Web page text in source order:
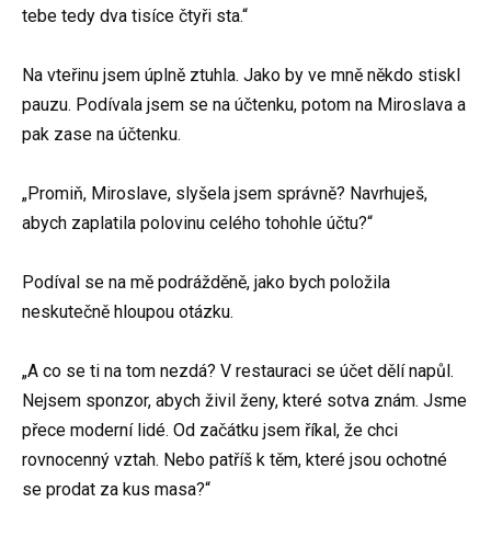
tebe tedy dva tisíce čtyři sta.“
Na vteřinu jsem úplně ztuhla. Jako by ve mně někdo stiskl
pauzu. Podívala jsem se na účtenku, potom na Miroslava a
pak zase na účtenku.
„Promiň, Miroslave, slyšela jsem správně? Navrhuješ,
abych zaplatila polovinu celého tohohle účtu?“
Podíval se na mě podrážděně, jako bych položila
neskutečně hloupou otázku.
„A co se ti na tom nezdá? V restauraci se účet dělí napůl.
Nejsem sponzor, abych živil ženy, které sotva znám. Jsme
přece moderní lidé. Od začátku jsem říkal, že chci
rovnocenný vztah. Nebo patříš k těm, které jsou ochotné
se prodat za kus masa?“